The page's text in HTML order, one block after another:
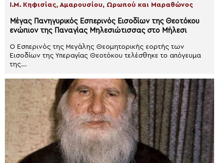
Ι.Μ. Κηφισίας, Αμαρουσίου, Ωρωπού και Μαραθώνος
Μέγας Πανηγυρικός Εσπερινός Εισοδίων της Θεοτόκου
ενώπιον της Παναγίας Μηλεσιώτισσας στο Μήλεσι
Ο Εσπερινός της Μεγάλης Θεομητορικής εορτής των
Εισοδίων της Υπεραγίας Θεοτόκου τελέσθηκε το απόγευμα
της...